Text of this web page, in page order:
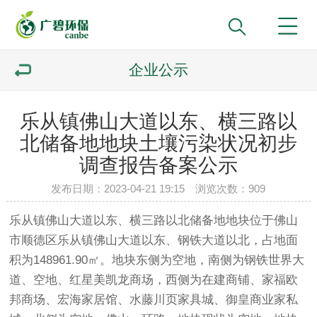
企业公示
乐从镇佛山大道以东、横三路以
北储备地地块土壤污染状况初步
调查报告备案公示
发布日期：2023-04-21 19:15 浏览次数： 909
乐从镇佛山大道以东、横三路以北储备地地块位于佛山
市顺德区乐从镇佛山大道以东、钢铁大道以北，占地面
积为148961.90㎡。地块东侧为空地，南侧为钢铁世界大
道、空地、红星美凯龙商场，西侧为在建商铺、家福欧
邦商场、宏海家居馆、水藤川页家具城、御皇商业家私